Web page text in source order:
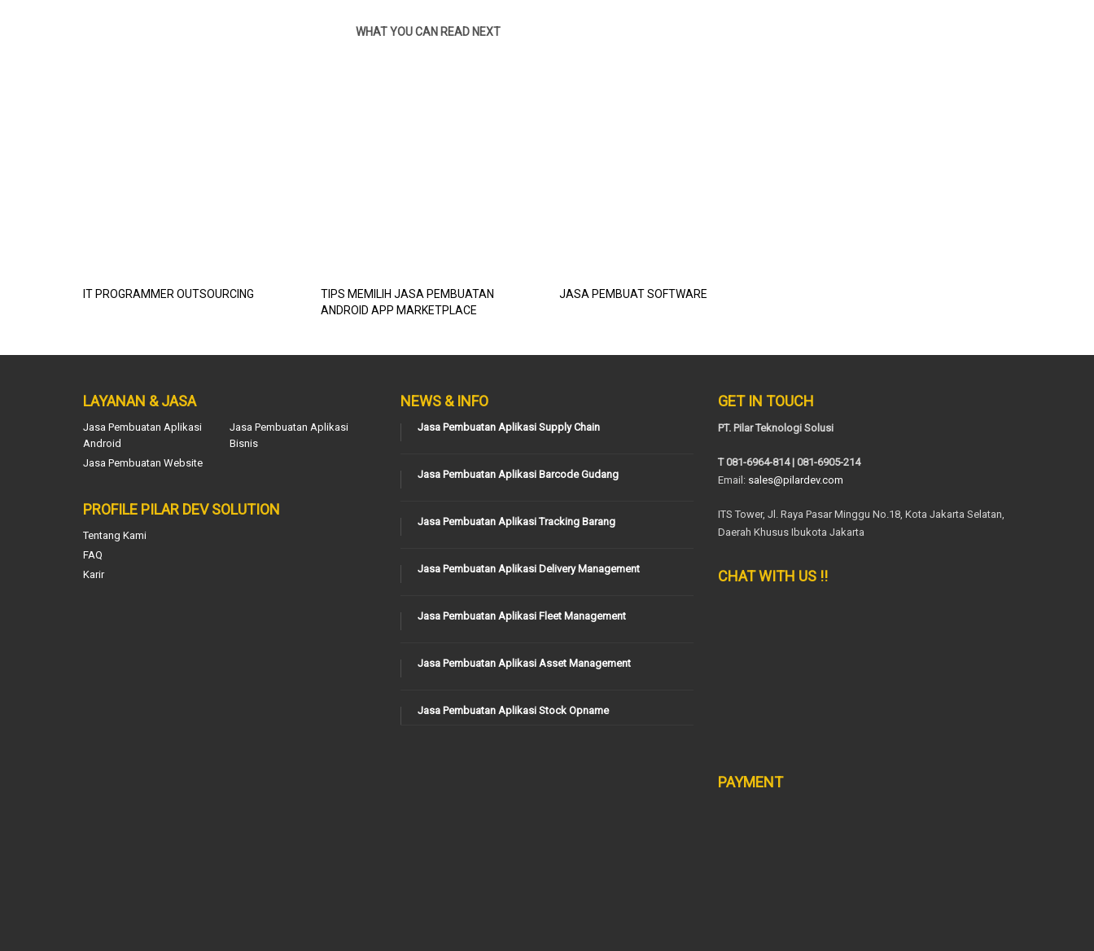
WHAT YOU CAN READ NEXT
IT PROGRAMMER OUTSOURCING
TIPS MEMILIH JASA PEMBUATAN
ANDROID APP MARKETPLACE
JASA PEMBUAT SOFTWARE
LAYANAN & JASA
Jasa Pembuatan Aplikasi
Android
Jasa Pembuatan Aplikasi
Bisnis
Jasa Pembuatan Website
PROFILE PILAR DEV SOLUTION
Tentang Kami
FAQ
Karir
NEWS & INFO
Jasa Pembuatan Aplikasi Supply Chain
Jasa Pembuatan Aplikasi Barcode Gudang
Jasa Pembuatan Aplikasi Tracking Barang
Jasa Pembuatan Aplikasi Delivery Management
Jasa Pembuatan Aplikasi Fleet Management
Jasa Pembuatan Aplikasi Asset Management
Jasa Pembuatan Aplikasi Stock Opname
GET IN TOUCH
PT. Pilar Teknologi Solusi
T 081-6964-814 | 081-6905-214
Email: sales@pilardev.com
ITS Tower, Jl. Raya Pasar Minggu No.18, Kota Jakarta Selatan,
Daerah Khusus Ibukota Jakarta
CHAT WITH US !!
PAYMENT